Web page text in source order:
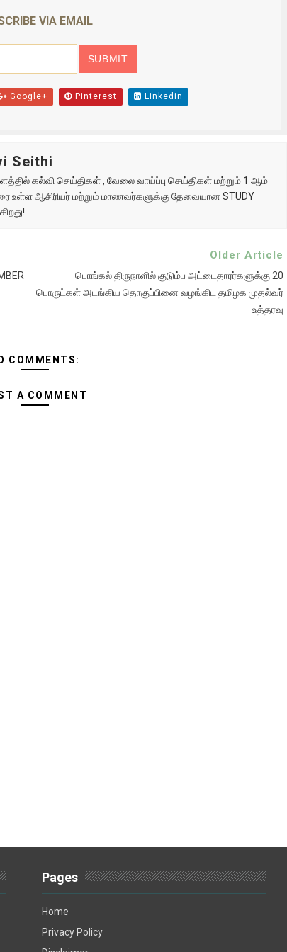
VIA EMAIL
Google+ Pinterest Linkedin
Seithi
கல்வி செய்திகள் , வேலை வாய்ப்பு செய்திகள் மற்றும் 1 ஆம்
உள்ள ஆசிரியர் மற்றும் மாணவர்களுக்கு தேவையான STUDY
Older Article
பொங்கல் திருநாளில் குடும்ப அட்டைதாரர்களுக்கு 20
பொருட்கள் அடங்கிய தொகுப்பினை வழங்கிட தமிழக முதல்வர்
உத்தரவு
COMMENTS:
A COMMENT
Pages
Home
Privacy Policy